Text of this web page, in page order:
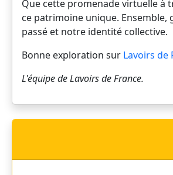
Que cette promenade virtuelle à
ce patrimoine unique.
passé et notre identité collective.
Bonne exploration sur Lavoirs de
L'équipe deLavoirs de France.